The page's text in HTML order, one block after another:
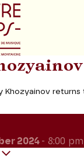
Khozyainov
2024 - 8:00 pm